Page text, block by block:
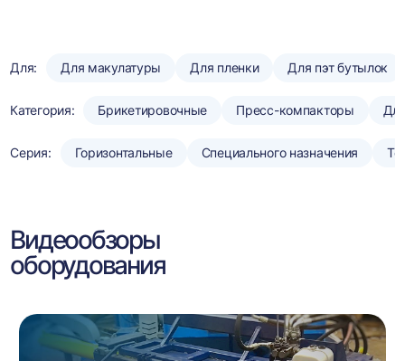
Для: Для макулатуры Для пленки Для пэт бутылок
Категория: Брикетировочные Пресс-компакторы
Серия: Горизонтальные Специального назначения
Видеообзоры
оборудования